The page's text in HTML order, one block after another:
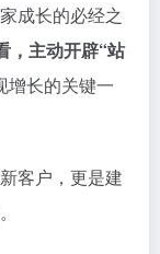
成长的必经之
，主动开辟“站
增长的关键一
客户，更是建